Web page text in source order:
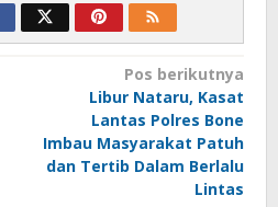
Pos berikutnya
Libur Nataru, Kasat
Lantas Polres Bone
Imbau Masyarakat Patuh
dan Tertib Dalam Berlalu
Lintas